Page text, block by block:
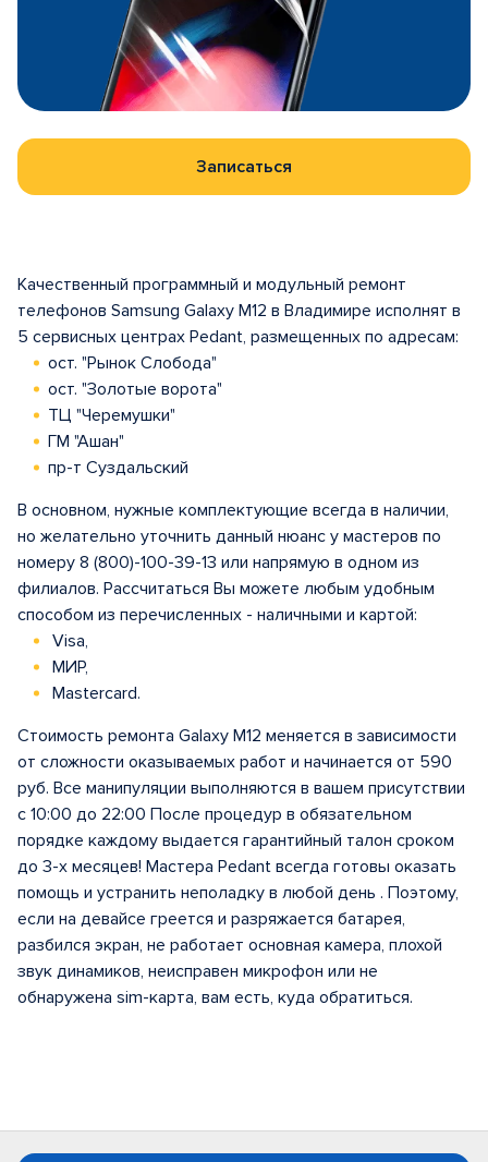
Записаться
Качественный программный и модульный ремонт
телефонов Samsung Galaxy M12 в Владимире исполнят в
5 сервисных центрах Pedant, размещенных по адресам:
ост. "Рынок Слобода"
ост. "Золотые ворота"
ТЦ "Черемушки"
ГМ "Ашан"
пр-т Суздальский
В основном, нужные комплектующие всегда в наличии,
но желательно уточнить данный нюанс у мастеров по
номеру 8 (800)-100-39-13 или напрямую в одном из
филиалов. Рассчитаться Вы можете любым удобным
способом из перечисленных - наличными и картой:
Visa,
МИР,
Mastercard.
Стоимость ремонта Galaxy M12 меняется в зависимости
от сложности оказываемых работ и начинается от 590
руб. Все манипуляции выполняются в вашем присутствии
с 10:00 до 22:00 После процедур в обязательном
порядке каждому выдается гарантийный талон сроком
до 3-х месяцев! Мастера Pedant всегда готовы оказать
помощь и устранить неполадку в любой день . Поэтому,
если на девайсе греется и разряжается батарея,
разбился экран, не работает основная камера, плохой
звук динамиков, неисправен микрофон или не
обнаружена sim-карта, вам есть, куда обратиться.